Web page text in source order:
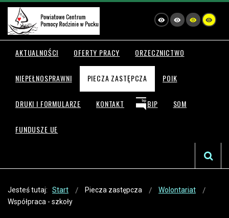
AKTUALNOŚCI OFERTY PRACY ORZECZNICTWO
NIEPEŁNOSPRAWNI PIECZA ZASTĘPCZA POIK
DRUKI I FORMULARZE KONTAKT BIP SOM
FUNDUSZE UE
Jesteś tutaj: Start Piecza zastępcza
Wolontariat
Współpraca - szkoły